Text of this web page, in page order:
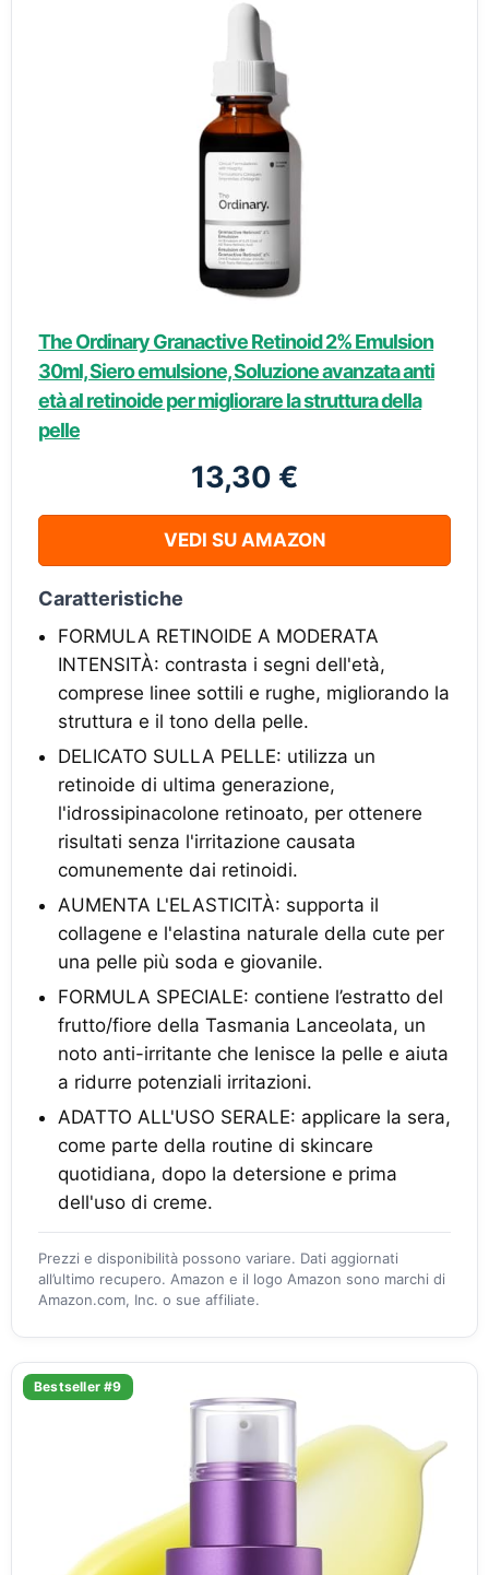
The Ordinary Granactive Retinoid 2% Emulsion
30ml, Siero emulsione, Soluzione avanzata anti
età al retinoide per migliorare la struttura della
pelle
13,30 €
VEDI SU AMAZON
Caratteristiche
FORMULA RETINOIDE A MODERATA
INTENSITÀ: contrasta i segni dell'età,
comprese linee sottili e rughe, migliorando la
struttura e il tono della pelle.
DELICATO SULLA PELLE: utilizza un
retinoide di ultima generazione,
l'idrossipinacolone retinoato, per ottenere
risultati senza l'irritazione causata
comunemente dai retinoidi.
AUMENTA L'ELASTICITÀ: supporta il
collagene e l'elastina naturale della cute per
una pelle più soda e giovanile.
FORMULA SPECIALE: contiene l’estratto del
frutto/fiore della Tasmania Lanceolata, un
noto anti-irritante che lenisce la pelle e aiuta
a ridurre potenziali irritazioni.
ADATTO ALL'USO SERALE: applicare la sera,
come parte della routine di skincare
quotidiana, dopo la detersione e prima
dell'uso di creme.
Prezzi e disponibilità possono variare. Dati aggiornati
all’ultimo recupero. Amazon e il logo Amazon sono marchi di
Amazon.com, Inc. o sue affiliate.
Bestseller #9